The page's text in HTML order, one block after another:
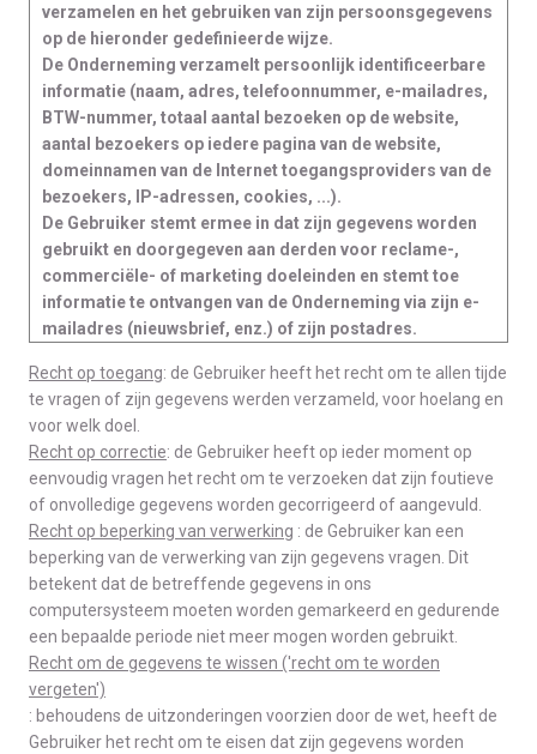
verzamelen en het gebruiken van zijn persoonsgegevens
op de hieronder gedefinieerde wijze.
De Onderneming verzamelt persoonlijk identificeerbare
informatie (naam, adres, telefoonnummer, e-mailadres,
BTW-nummer, totaal aantal bezoeken op de website,
aantal bezoekers op iedere pagina van de website,
domeinnamen van de Internet toegangsproviders van de
bezoekers, IP-adressen, cookies, ...).
De Gebruiker stemt ermee in dat zijn gegevens worden
gebruikt en doorgegeven aan derden voor reclame-,
commerciële- of marketing doeleinden en stemt toe
informatie te ontvangen van de Onderneming via zijn e-
mailadres (nieuwsbrief, enz.) of zijn postadres.
Recht op toegang: de Gebruiker heeft het recht om te allen tijde
te vragen of zijn gegevens werden verzameld, voor hoelang en
voor welk doel.
Recht op correctie: de Gebruiker heeft op ieder moment op
eenvoudig vragen het recht om te verzoeken dat zijn foutieve
of onvolledige gegevens worden gecorrigeerd of aangevuld.
Recht op beperking van verwerking : de Gebruiker kan een
beperking van de verwerking van zijn gegevens vragen. Dit
betekent dat de betreffende gegevens in ons
computersysteem moeten worden gemarkeerd en gedurende
een bepaalde periode niet meer mogen worden gebruikt.
Recht om de gegevens te wissen ('recht om te worden
vergeten')
: behoudens de uitzonderingen voorzien door de wet, heeft de
Gebruiker het recht om te eisen dat zijn gegevens worden